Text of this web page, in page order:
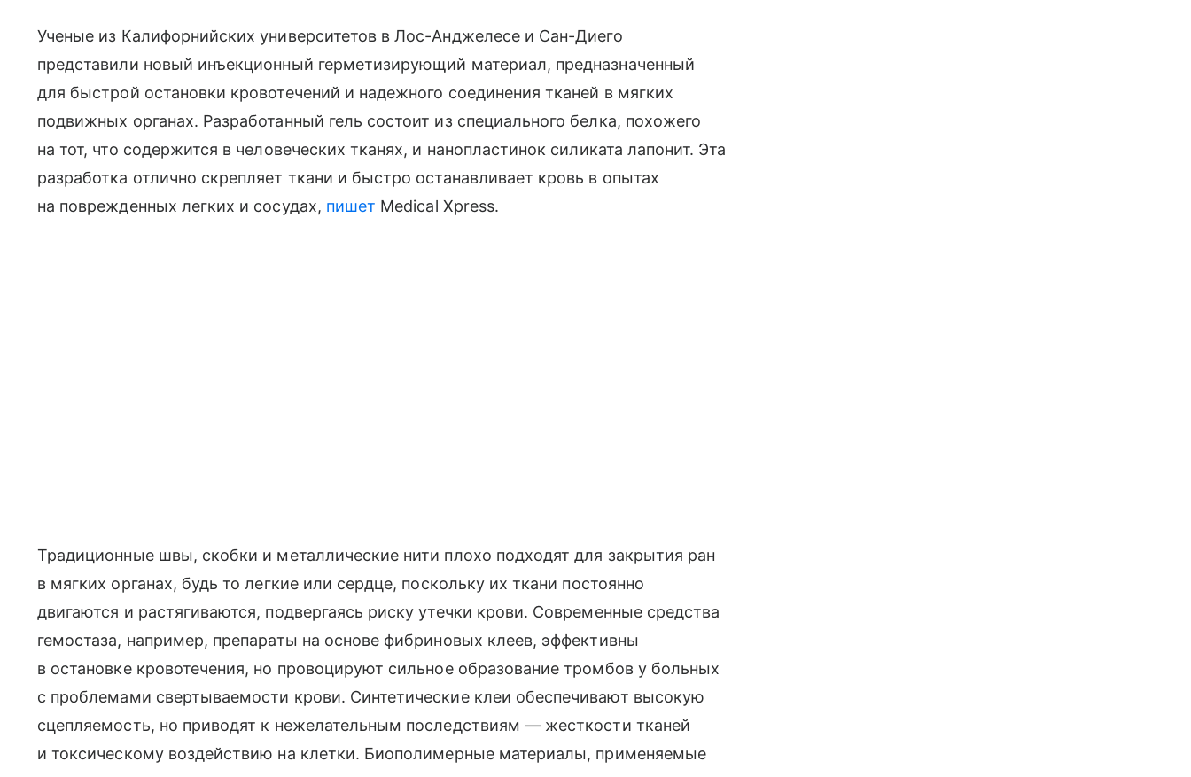
Ученые из Калифорнийских университетов в Лос-Анджелесе и Сан-Диего
представили новый инъекционный герметизирующий материал, предназначенный
для быстрой остановки кровотечений и надежного соединения тканей в мягких
подвижных органах. Разработанный гель состоит из специального белка, похожего
на тот, что содержится в человеческих тканях, и нанопластинок силиката лапонит. Эта
разработка отлично скрепляет ткани и быстро останавливает кровь в опытах
на поврежденных легких и сосудах, пишет Medical Xpress.
Традиционные швы, скобки и металлические нити плохо подходят для закрытия ран
в мягких органах, будь то легкие или сердце, поскольку их ткани постоянно
двигаются и растягиваются, подвергаясь риску утечки крови. Современные средства
гемостаза, например, препараты на основе фибриновых клеев, эффективны
в остановке кровотечения, но провоцируют сильное образование тромбов у больных
с проблемами свертываемости крови. Синтетические клеи обеспечивают высокую
сцепляемость, но приводят к нежелательным последствиям — жесткости тканей
и токсическому воздействию на клетки. Биополимерные материалы, применяемые